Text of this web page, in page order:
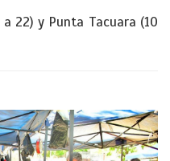
22) y Punta Tacuara (10